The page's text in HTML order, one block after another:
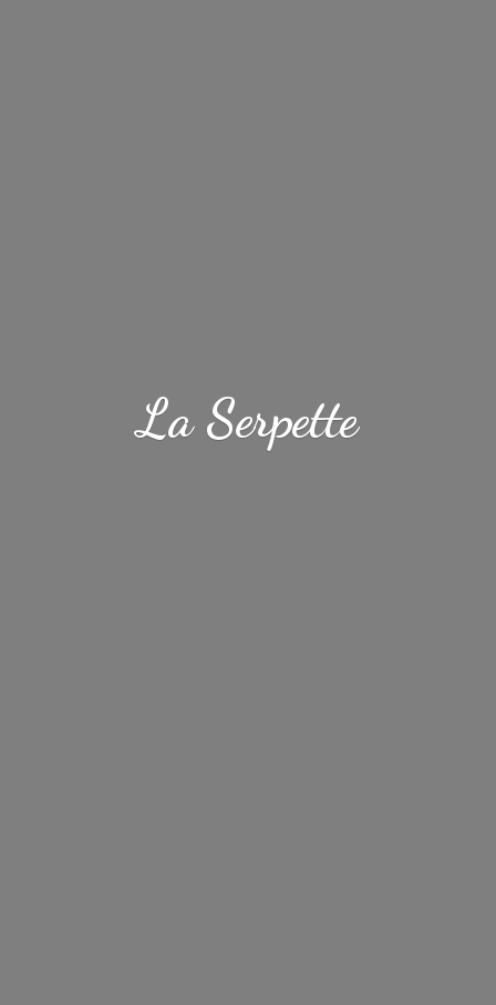
La Serpette